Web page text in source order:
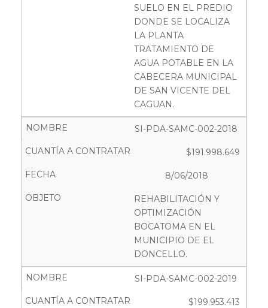
SUELO EN EL PREDIO
DONDE SE LOCALIZA
LA PLANTA
TRATAMIENTO DE
AGUA POTABLE EN LA
CABECERA MUNICIPAL
DE SAN VICENTE DEL
CAGUAN.
SI-PDA-SAMC-002-2018
$191.998.649
8/06/2018
REHABILITACIÓN Y
OPTIMIZACIÓN
BOCATOMA EN EL
MUNICIPIO DE EL
DONCELLO.
SI-PDA-SAMC-002-2019
$199.953.413